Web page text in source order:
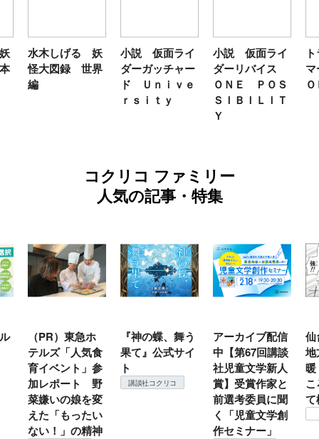
水木しげる 妖
怪大図録 世界
編
小説 仮面ライ
ダーガッチャー
ド Ｕｎｉｖｅ
ｒｓｉｔｙ
小説 仮面ライ
ダーリバイス
ＯＮＥ ＰＯＳ
ＳＩＢＩＬＩＴ
Ｙ
コクリコ ファミリー
人気の記事・特集
（PR）東急ホ
テルズ「人気食
育イベント」参
加レポート 野
菜嫌いの娘を変
えた「もったい
ない！」の精神
『神の蝶、舞う
果て』公式サイ
ト
講談社コクリコ
アーカイブ配信
中【第67回講談
社児童文学新人
賞】受賞作家と
前選考委員に聞
く「児童文学創
作セミナー」
仙
地
て